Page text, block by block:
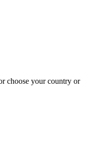
choose your country or